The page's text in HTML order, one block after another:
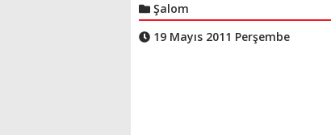
Şalom
19 Mayıs 2011 Perşembe